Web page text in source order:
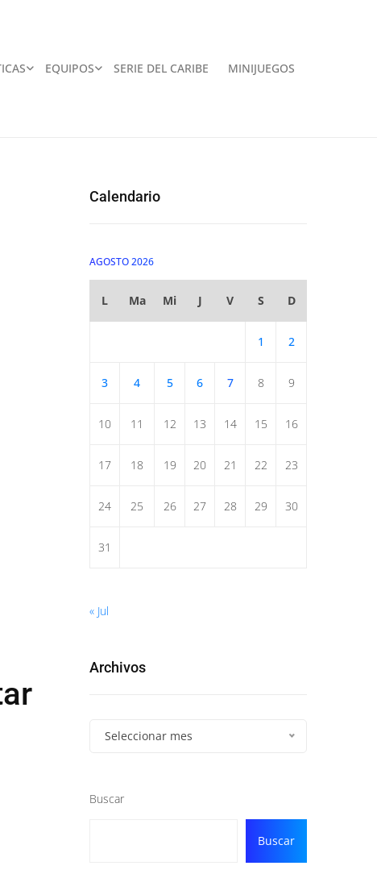
EQUIPOS SERIE DEL CARIBE MINIJUEGOS
Calendario
AGOSTO 2026
L Ma Mi J V S D
1 2
3 4 5 6 7 8 9
10 11 12 13 14 15 16
17 18 19 20 21 22 23
24 25 26 27 28 29 30
31
« Jul
Archivos
Seleccionar mes
Buscar
Buscar